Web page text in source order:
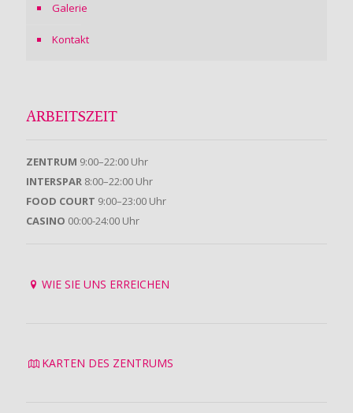
Galerie
Kontakt
ARBEITSZEIT
ZENTRUM 9:00–22:00 Uhr
INTERSPAR 8:00–22:00 Uhr
FOOD COURT 9:00–23:00 Uhr
CASINO 00:00-24:00 Uhr
WIE SIE UNS ERREICHEN
KARTEN DES ZENTRUMS